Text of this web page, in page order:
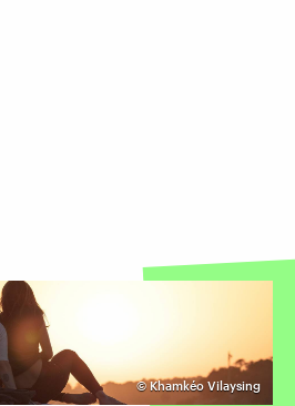
©Khamkéo Vilaysing